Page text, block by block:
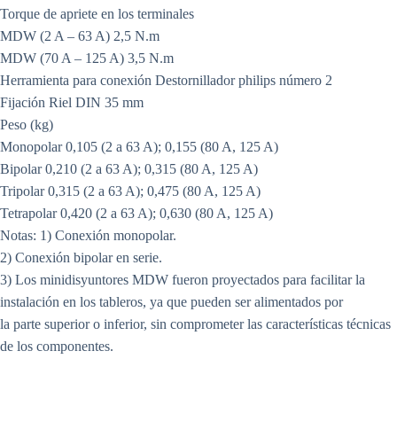
Torque de apriete en los terminales
MDW (2 A – 63 A) 2,5 N.m
MDW (70 A – 125 A) 3,5 N.m
Herramienta para conexión Destornillador philips número 2
Fijación Riel DIN 35 mm
Peso (kg)
Monopolar 0,105 (2 a 63 A); 0,155 (80 A, 125 A)
Bipolar 0,210 (2 a 63 A); 0,315 (80 A, 125 A)
Tripolar 0,315 (2 a 63 A); 0,475 (80 A, 125 A)
Tetrapolar 0,420 (2 a 63 A); 0,630 (80 A, 125 A)
Notas: 1) Conexión monopolar.
2) Conexión bipolar en serie.
3) Los minidisyuntores MDW fueron proyectados para facilitar la
instalación en los tableros, ya que pueden ser alimentados por
la parte superior o inferior, sin comprometer las características técnicas
de los componentes.